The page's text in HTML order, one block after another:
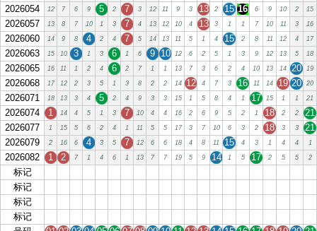
2026054 12 7 6 9 5 2 7 3 12 11 9 3 13 2 15 16 6 9 10 2 15
2026057 13 8 7 10 1 3 7 4 13 12 10 4 13 3 1 1 7 10 11 3 16
2026060 14 9 8 4 2 4 7 5 14 13 11 5 1 4 15 2 8 11 12 4 17
2026063 15 10 3 1 3 6 1 6 9 10 12 6 2 5 1 3 9 12 13 5 18
2026065 16 11 1 2 4 6 2 7 1 1 13 7 3 6 2 4 10 13 14 20 19
2026068 17 12 2 3 5 1 3 8 2 2 14 12 4 7 3 16 11 14 19 20 20
2026071 18 13 3 4 5 2 4 9 3 3 15 1 5 8 4 1 17 15 1 1 21
2026074 1 14 4 5 1 3 7 10 4 4 16 2 6 9 5 2 1 18 2 2
21
2026077
1 15 5 6 2 4 1 11 5 5 17 3 7 10 6 3 2 18 3 3
21
2026079
2 16 6 4 3 5 7 12 6 6 18 4 8 11 15 4 3 1 4 4 1
2026082 1 2 7 1 4 6 1 13 7 7 19 5 9 14 1 5 17 2 5 5 2
标记
标记
标记
标记